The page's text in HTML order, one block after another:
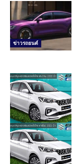
ข่าวรถยนต์